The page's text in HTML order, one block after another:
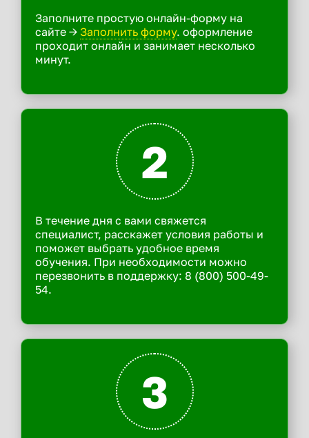
Заполните простую онлайн-форму на
сайте -> Заполнить форму. оформление
проходит онлайн и занимает несколько
минут.
2
В течение дня с вами свяжется
специалист, расскажет условия работы и
поможет выбрать удобное время
обучения. При необходимости можно
перезвонить в поддержку: 8 (800) 500-49-
54.
3